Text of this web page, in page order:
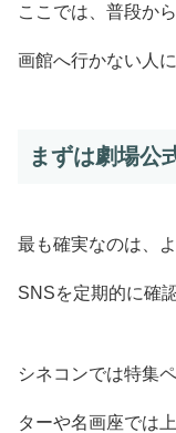
ここでは、普段か
画館へ行かない人
まずは劇場公
最も確実なのは、
SNSを定期的に確
シネコンでは特集
ターや名画座では